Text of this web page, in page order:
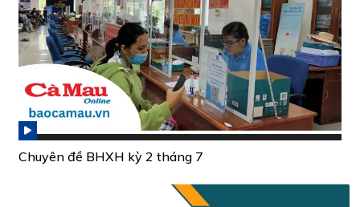
Chuyên đề BHXH kỳ 2 tháng 7